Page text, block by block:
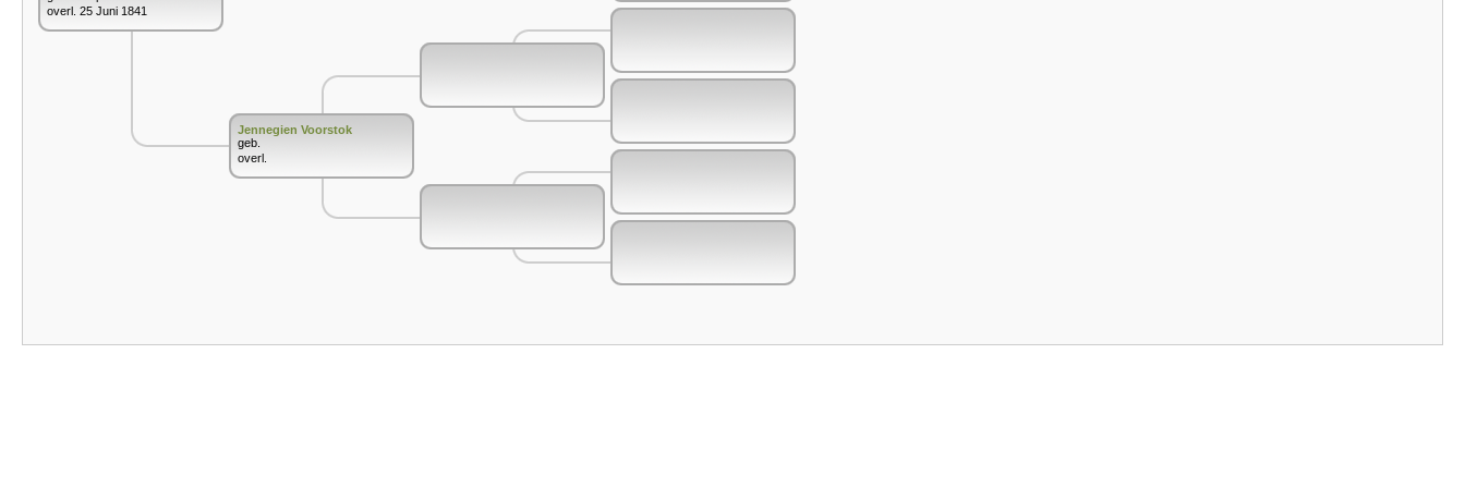
overl. 25 Juni 1841
Jennegien Voorstok
geb.
overl.